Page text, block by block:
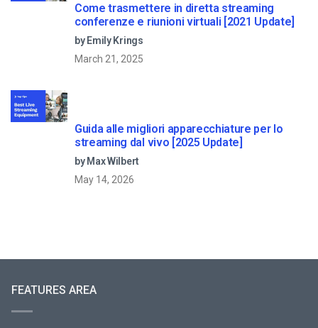
Come trasmettere in diretta streaming
conferenze e riunioni virtuali [2021 Update]
by Emily Krings
March 21, 2025
Guida alle migliori apparecchiature per lo
streaming dal vivo [2025 Update]
by Max Wilbert
May 14, 2026
FEATURES AREA